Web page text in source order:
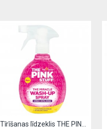
Tīrīšanas līdzeklis THE PINK STUFF 750ml - universāls